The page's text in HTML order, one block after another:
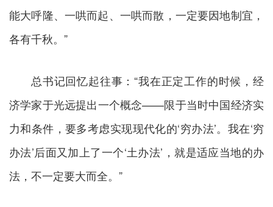
能大呼隆、一哄而起、一哄而散，一定要因地制宜，
各有千秋。”
总书记回忆起往事：“我在正定工作的时候，经
济学家于光远提出一个概念——限于当时中国经济实
力和条件，要多考虑实现现代化的‘穷办法’。我在‘穷
办法’后面又加上了一个‘土办法’，就是适应当地的办
法，不一定要大而全。”